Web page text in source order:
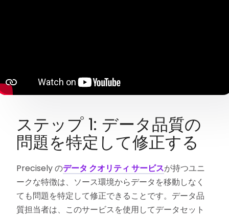
ステップ 1: データ品質の
問題を特定して修正する
Precisely のデータ クオリティ サービスが持つユニ
ークな特徴は、ソース環境からデータを移動しなく
ても問題を特定して修正できることです。データ品
質担当者は、このサービスを使用してデータセット